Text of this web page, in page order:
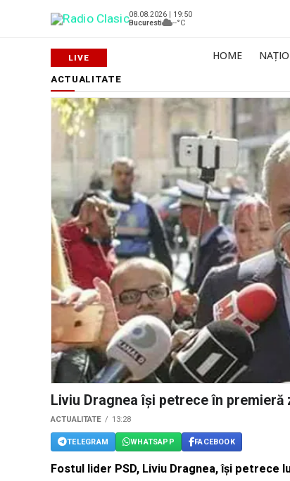
08.08.2026 | 19:50
Bucuresti
--°C
HOME
ACTUALITATE
Liviu Dragnea își petrece în
ACTUALITATE 13:28
TELEGRAM WHATSAPP FACEBOOK
Fostul lider PSD, Liviu Dragnea, își petrece